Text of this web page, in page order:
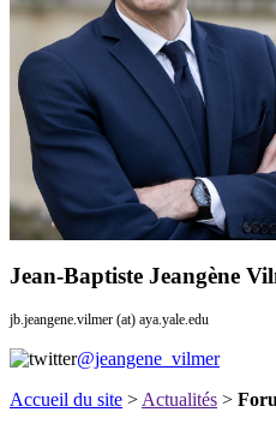
Jean-Baptiste Jeangène
jb.jeangene.vilmer (at) aya.yale.edu
@jeangene_vilmer
Accueil du site >Actualités >